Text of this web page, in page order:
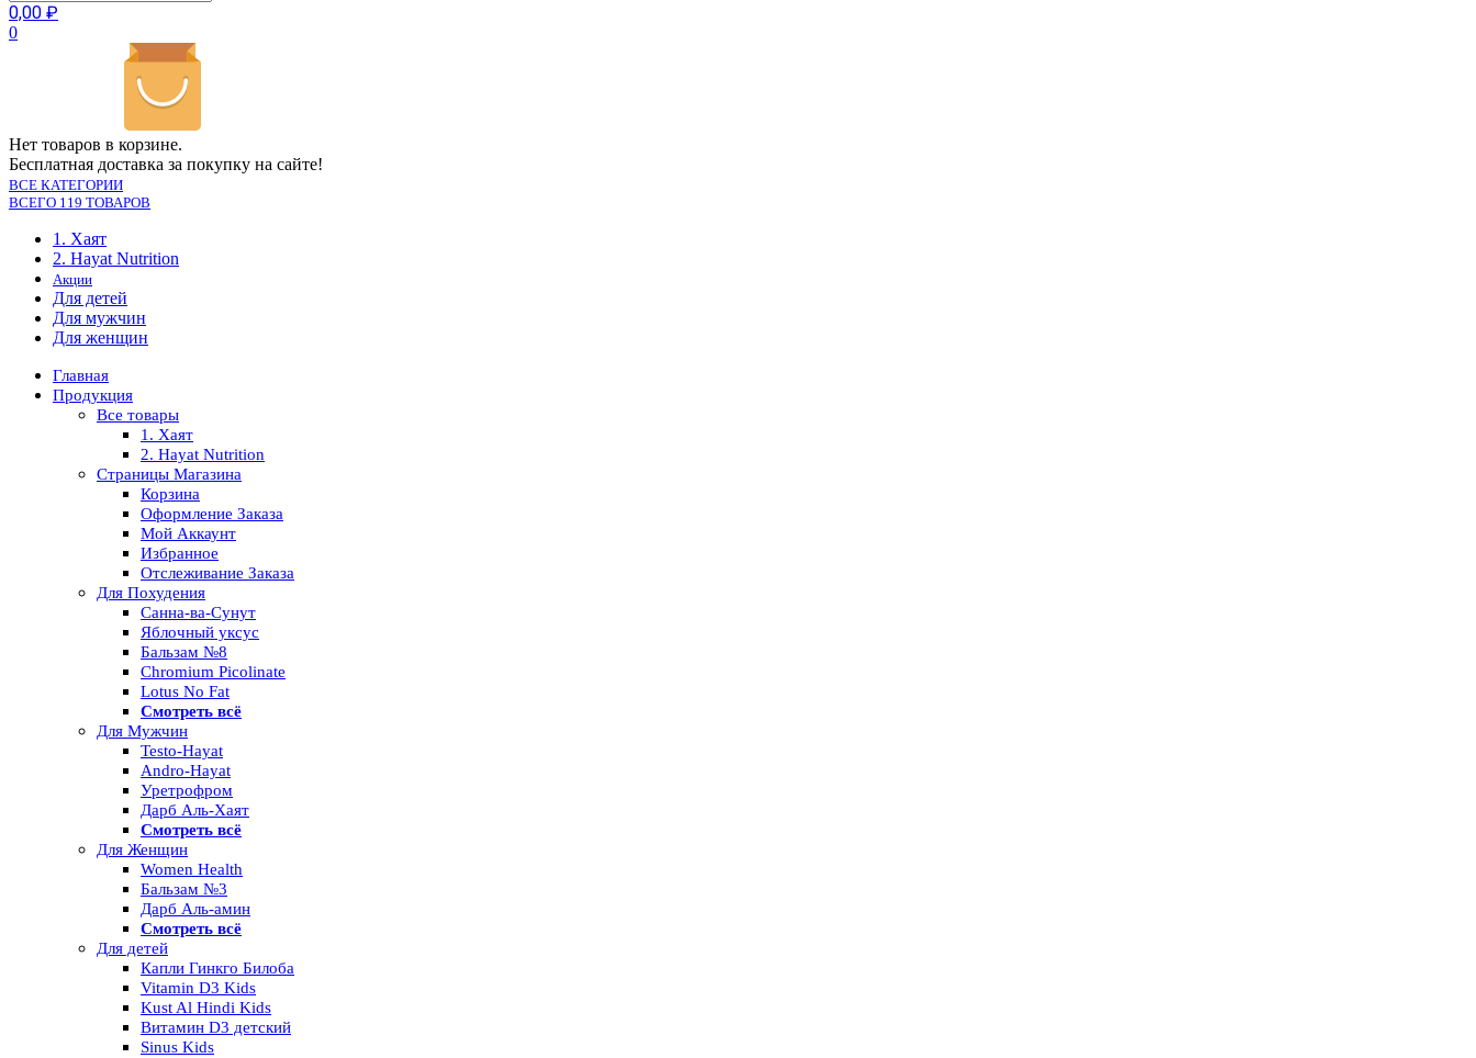
0,00 ₽
0
Нет товаров в корзине.
Бесплатная доставка за покупку на сайте!
ВСЕ КАТЕГОРИИ
ВСЕГО 119 ТОВАРОВ
1. Хаят
2. Hayat Nutrition
Акции
Для детей
Для мужчин
Для женщин
Главная
Продукция
Все товары
1. Хаят
2. Hayat Nutrition
Страницы Магазина
Корзина
Оформление Заказа
Мой Аккаунт
Избранное
Отслеживание Заказа
Для Похудения
Санна-ва-Сунут
Яблочный уксус
Бальзам №8
Chromium Picolinate
Lotus No Fat
Смотреть всё
Для Мужчин
Testo-Hayat
Andro-Hayat
Уретрофром
Дарб Аль-Хаят
Смотреть всё
Для Женщин
Women Health
Бальзам №3
Дарб Аль-амин
Смотреть всё
Для детей
Капли Гинкго Билоба
Vitamin D3 Kids
Kust Al Hindi Kids
Витамин D3 детский
Sinus Kids